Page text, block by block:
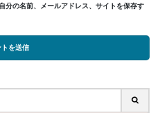
分の名前、メールアドレス、サイトを保存す